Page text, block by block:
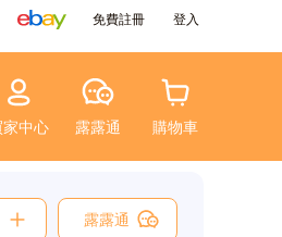
免費註冊 登入
家中心 露露通 購物車
露露通